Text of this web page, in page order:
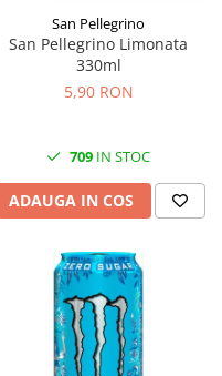
San Pellegrino
San Pellegrino Limonata
330ml
5,90 RON
709 IN STOC
ADAUGA IN COS